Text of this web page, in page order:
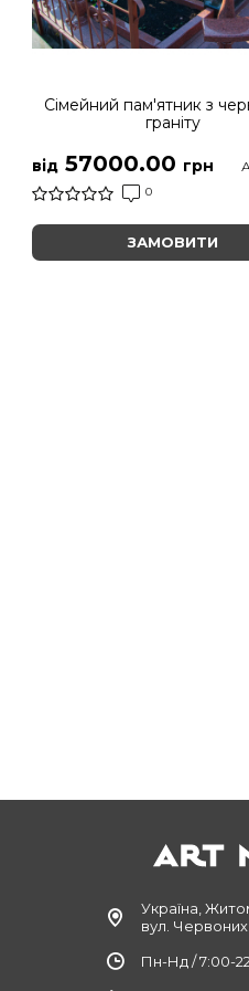
Сімейний пам'ятник з
граніту
від57000.00 грн
0
ЗАМОВИТИ
Україна,
вул. Червоних
Пн-Нд / 7:00-